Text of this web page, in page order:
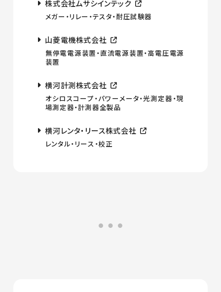
株式会社ムサシインテック
メガー・リレー・テスタ・耐圧試験器
山菱電機株式会社
無停電電源装置・直流電源装置・高電圧電源
装置
横河計測株式会社
オシロスコープ・パワーメータ・光測定器・現
場測定器・計測器全製品
横河レンタ・リース株式会社
レンタル・リース・校正